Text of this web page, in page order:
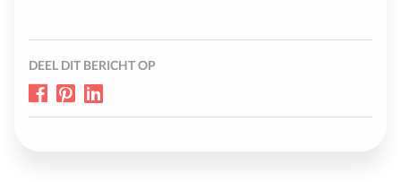
DEEL DIT BERICHT OP